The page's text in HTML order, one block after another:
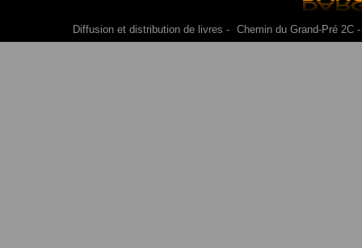
Diffusion et distribution de livres - Chemin du Grand-Pré 2C